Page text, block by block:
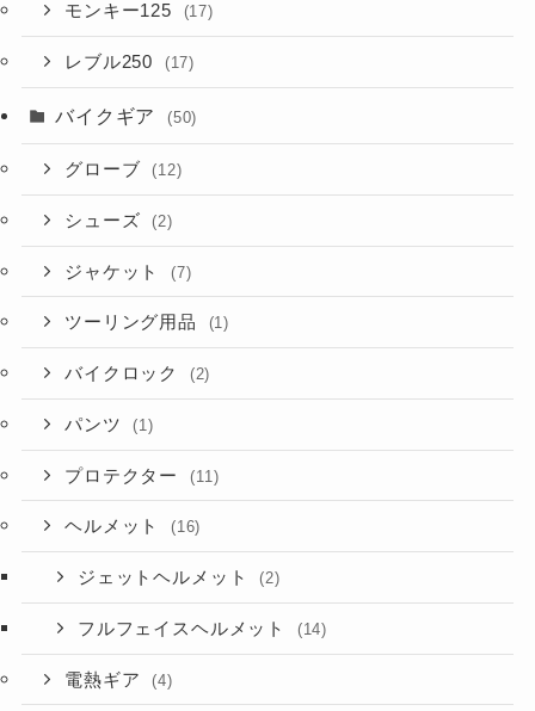
モンキー125 (17)
レブル250 (17)
バイクギア (50)
グローブ (12)
シューズ (2)
ジャケット (7)
ツーリング用品 (1)
バイクロック (2)
パンツ (1)
プロテクター (11)
ヘルメット (16)
ジェットヘルメット (2)
フルフェイスヘルメット (14)
電熱ギア (4)